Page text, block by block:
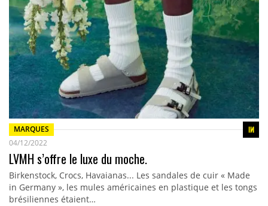
MARQUES
04/12/2022
LVMH s’offre le luxe du moche.
Birkenstock, Crocs, Havaianas... Les sandales de cuir « Made
in Germany », les mules américaines en plastique et les tongs
brésiliennes étaient…